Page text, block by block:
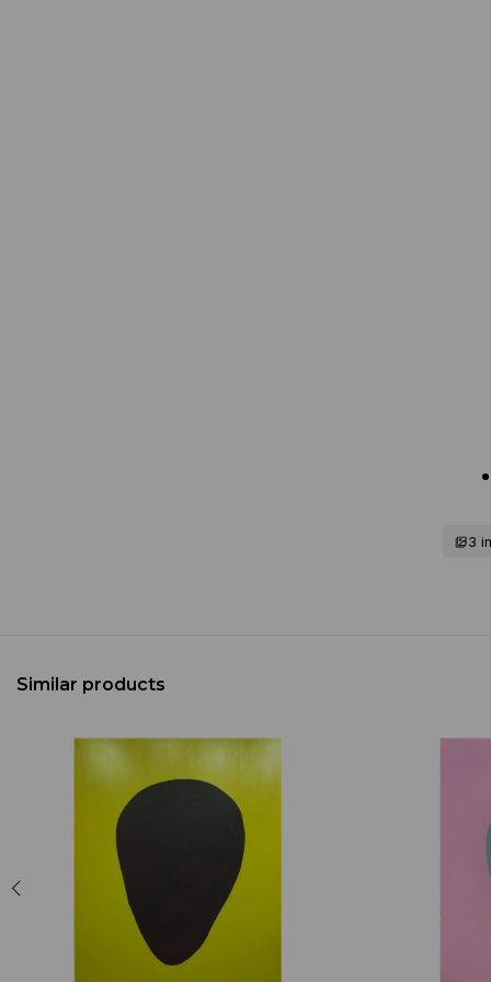
3
Similar products